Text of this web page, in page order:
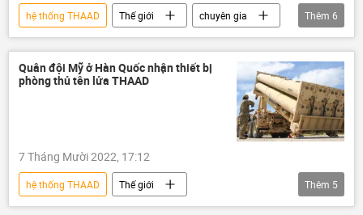
hệ thống THAAD Thế giới
chuyên gia
Quan điểm-Ý kiến
Hàn Quốc
Bắc Triều Tiên
Trung Quốc
xung đột
Quân sự
Thêm 6
Quân đội Mỹ ở Hàn Quốc nhận thiết bị
phòng thủ tên lửa THAAD
7 Tháng Mười 2022, 17:12
hệ thống THAAD
Thế giới
Báo chí thế giới
Hoa Kỳ
Hàn Quốc
Thêm 5